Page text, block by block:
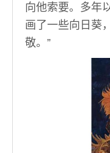
向他索要。多年
画了一些向日葵
敬。”